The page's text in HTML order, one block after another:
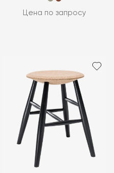
Цена по запросу